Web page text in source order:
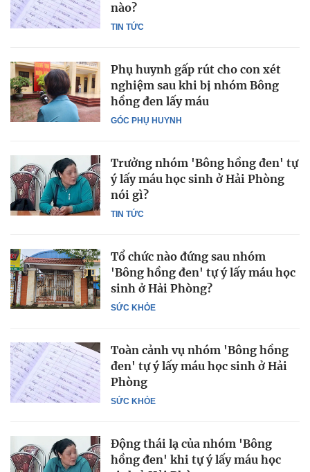
TIN TỨC
nào?
GÓC PHỤ HUYNH
Phụ huynh gấp rút cho con xét
nghiệm sau khi bị nhóm Bông
hồng đen lấy máu
TIN TỨC
Trưởng nhóm 'Bông hồng đen' tự
ý lấy máu học sinh ở Hải Phòng
nói gì?
SỨC KHỎE
Tổ chức nào đứng sau nhóm
'Bông hồng đen' tự ý lấy máu học
sinh ở Hải Phòng?
SỨC KHỎE
Toàn cảnh vụ nhóm 'Bông hồng
đen' tự ý lấy máu học sinh ở Hải
Phòng
Động thái lạ của nhóm 'Bông
hồng đen' khi tự ý lấy máu học